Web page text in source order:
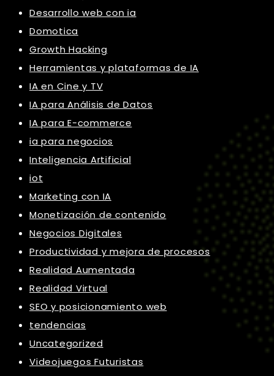
Desarrollo web con ia
Domotica
Growth Hacking
Herramientas y plataformas de IA
IA en Cine y TV
IA para Análisis de Datos
IA para E-commerce
ia para negocios
Inteligencia Artificial
iot
Marketing con IA
Monetización de contenido
Negocios Digitales
Productividad y mejora de procesos
Realidad Aumentada
Realidad Virtual
SEO y posicionamiento web
tendencias
Uncategorized
Videojuegos Futuristas